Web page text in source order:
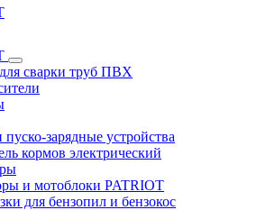
сварки труб ПВХ
зарядные устройства
кормов электрический
и мотоблоки PATRIOT
для бензопил и бензокос